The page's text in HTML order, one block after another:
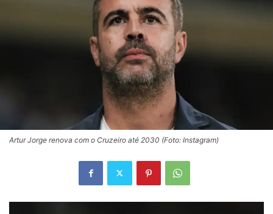
Artur Jorge renova com o Cruzeiro até 2030 (Foto: Instagram)